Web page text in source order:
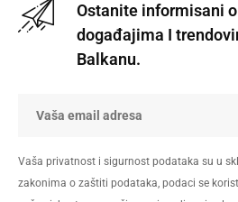
Ostanite informisani
događajima I
Balkanu.
Vaša privatnost i sigurnost podataka su u
zakonima o zaštiti podataka, podaci se